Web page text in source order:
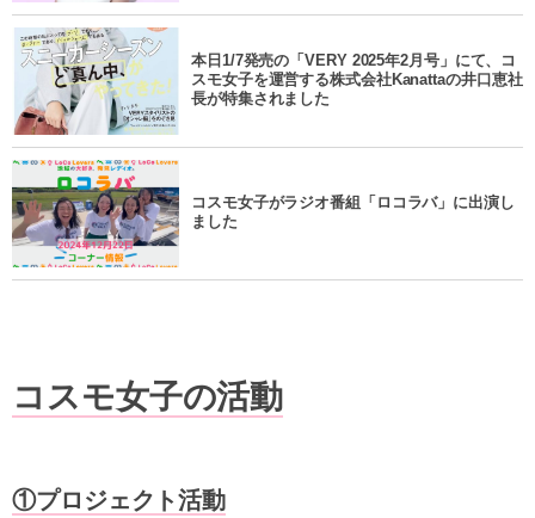
本日1/7発売の「VERY 2025年2月号」にて、コ
スモ女子を運営する株式会社Kanattaの井口恵社
長が特集されました
コスモ女子がラジオ番組「ロコラバ」に出演し
ました
コスモ女子の活動
①プロジェクト活動